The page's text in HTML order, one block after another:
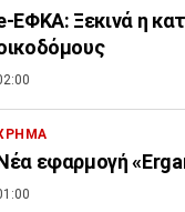
ΕΦΚΑ: Ξεκινά η
εφαρμογή